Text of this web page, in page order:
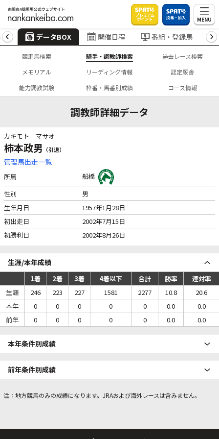
プレミアム
ポイント 投票・加入 MENU
データBOX 開催日程 番組・登録馬
競走馬検索 騎手・調教師検索
過去レース検索
メモリアル
リーディング情報
認定厩舎
能力調教試験
枠番・馬番別成績 コース情報
調教師詳細データ
カキモト マサオ
柿本政男 （引退）
管理馬出走一覧
所属
船橋
性別
男
生年月日
1957年1月28日
初出走日
2002年7月15日
初勝利日
2002年8月26日
生涯/本年成績
1着 2着 3着 4着以下 合計 勝率
連対率
生涯
246 223 227 1581 2277 10.8
20.6
本年
0 0 0 0 0 0.0
0.0
前年
0 0 0 0 0 0.0 0.0
本年条件別成績
前年条件別成績
注：地方競馬のみの成績になります。JRAおよび海外レースは含みません。